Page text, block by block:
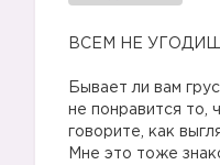
ВСЕМ НЕ
Бывает ли вам
не понравится то,
говорите, как
Мне это тоже